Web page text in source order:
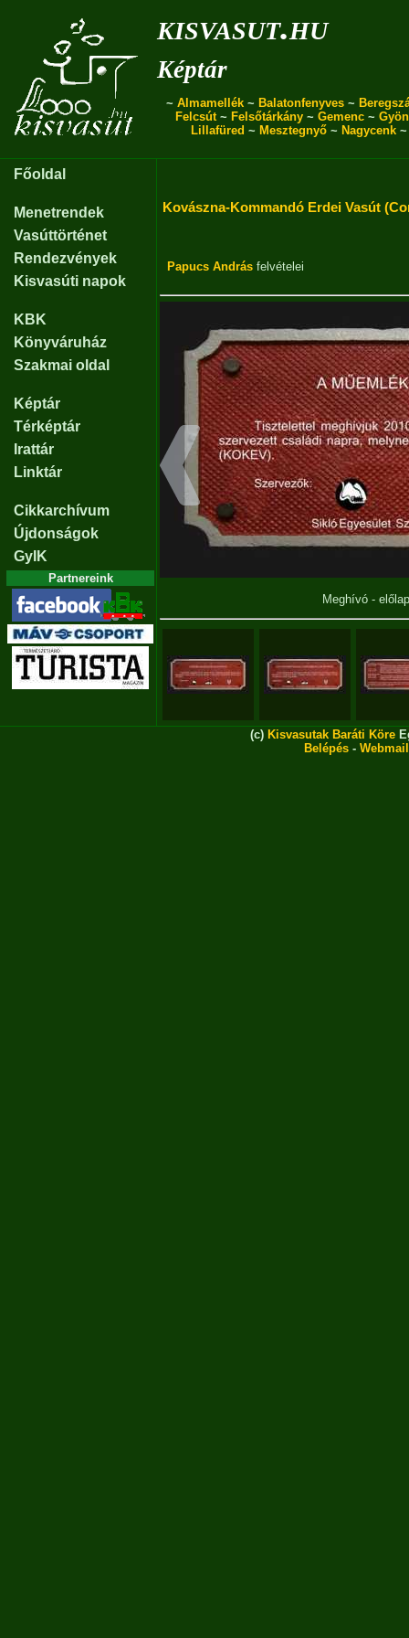
kisvasut.hu
Képtár
~ Almamellék ~ Balatonfenyves ~
Felcsút~ Felsőtárkány ~ Gemenc ~
Lillafüred ~ Mesztegnyő~ Nagycenk
Főoldal
Menetrendek
Vasúttörténet
Rendezvények
Kisvasúti napok
KBK
Könyváruház
Szakmai oldal
Képtár
Térképtár
Irattár
Linktár
Cikkarchívum
Újdonságok
GyIK
Partnereink
Kovászna-Kommandó Erdei Vasút
Papucs András felvételei
Meghívó -
(c) Kisvasutak Baráti Köre
Belépés - Webmail